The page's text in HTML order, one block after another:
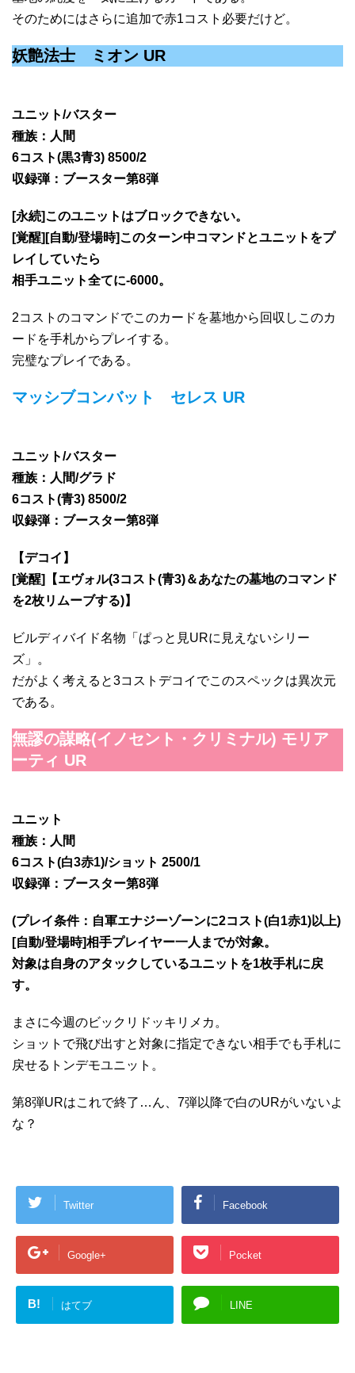
そのためにはさらに追加で赤1コスト必要だけど。
妖艶法士 ミオン UR
ユニット/バスター
種族：人間
6コスト(黒3青3) 8500/2
収録弾：ブースター第8弾
[永続]このユニットはブロックできない。
[覚醒][自動/登場時]このターン中コマンドとユニットをプ
レイしていたら
相手ユニット全てに-6000。
2コストのコマンドでこのカードを墓地から回収しこのカ
ードを手札からプレイする。
完璧なプレイである。
マッシブコンバット セレス UR
ユニット/バスター
種族：人間/グラド
6コスト(青3) 8500/2
収録弾：ブースター第8弾
【デコイ】
[覚醒]【エヴォル(3コスト(青3)＆あなたの墓地のコマンド
を2枚リムーブする)】
ビルディバイド名物「ぱっと見URに見えないシリー
ズ」。
だがよく考えると3コストデコイでこのスペックは異次元
である。
無謬の謀略(イノセント・クリミナル) モリア
ーティ UR
ユニット
種族：人間
6コスト(白3赤1)/ショット 2500/1
収録弾：ブースター第8弾
(プレイ条件：自軍エナジーゾーンに2コスト(白1赤1)以上)
[自動/登場時]相手プレイヤー一人までが対象。
対象は自身のアタックしているユニットを1枚手札に戻
す。
まさに今週のビックリドッキリメカ。
ショットで飛び出すと対象に指定できない相手でも手札に
戻せるトンデモユニット。
第8弾URはこれで終了…ん、7弾以降で白のURがいないよ
な？
Twitter Facebook
Google+ Pocket
B! はてブ LINE